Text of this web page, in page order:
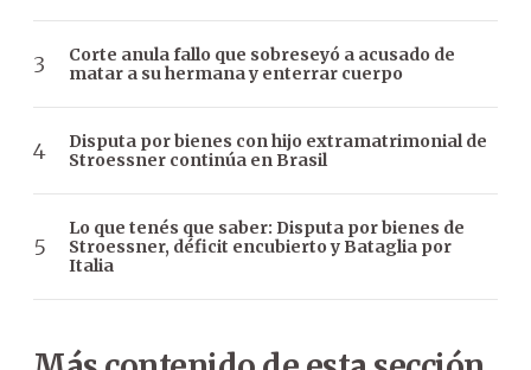
Corte anula fallo que sobreseyó a acusado de
matar a su hermana y enterrar cuerpo
Disputa por bienes con hijo extramatrimonial de
Stroessner continúa en Brasil
Lo que tenés que saber: Disputa por bienes de
Stroessner, déficit encubierto y Bataglia por
Italia